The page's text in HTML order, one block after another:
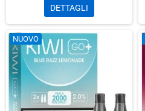
DETTAGLI
NUOVO